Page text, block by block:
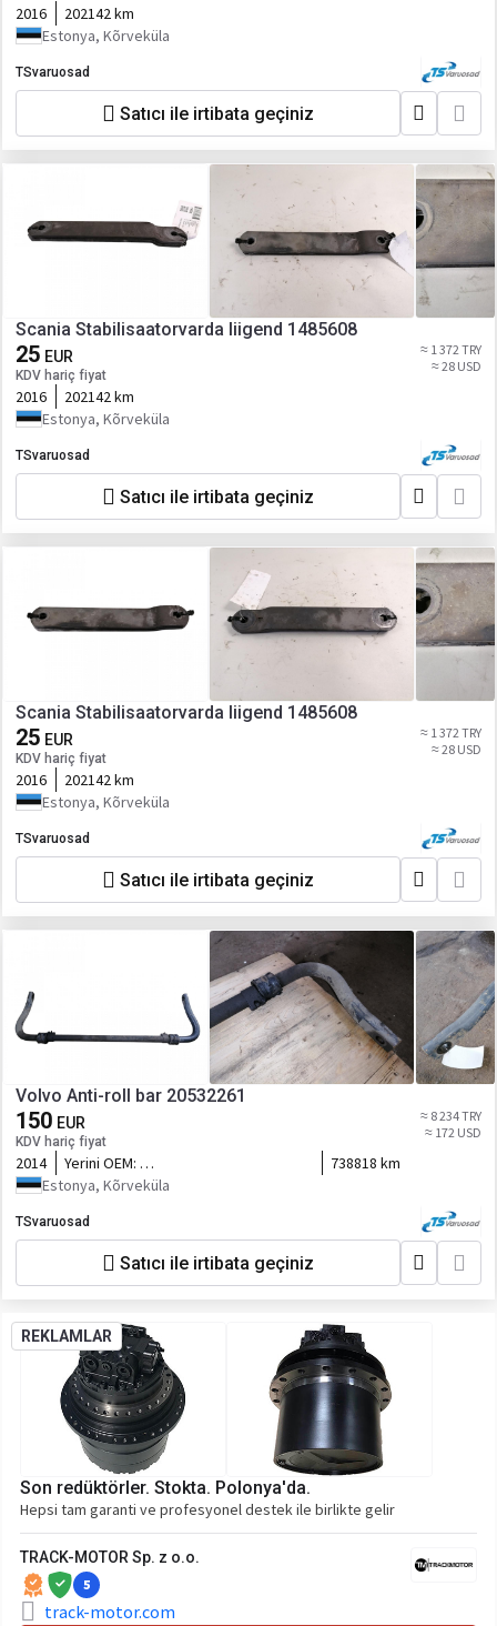
2016
202142 km
Estonya, Kõrveküla
TSvaruosad
Satıcı ile irtibata geçiniz
Scania Stabilisaatorvarda liigend 1485608
25 EUR
KDV hariç fiyat
≈ 1 372 TRY
≈ 28 USD
2016
202142 km
Estonya, Kõrveküla
TSvaruosad
Satıcı ile irtibata geçiniz
Scania Stabilisaatorvarda liigend 1485608
25 EUR
KDV hariç fiyat
≈ 1 372 TRY
≈ 28 USD
2016
202142 km
Estonya, Kõrveküla
TSvaruosad
Satıcı ile irtibata geçiniz
Volvo Anti-roll bar 20532261
150 EUR
KDV hariç fiyat
≈ 8 234 TRY
≈ 172 USD
2014
Yerini OEM:
21618958,20428167,20894629
738818 km
Estonya, Kõrveküla
TSvaruosad
Satıcı ile irtibata geçiniz
REKLAMLAR
Son redüktörler. Stokta. Polonya'da.
Hepsi tam garanti ve profesyonel destek ile birlikte gelir
TRACK-MOTOR Sp. z o.o.
5
track-motor.com